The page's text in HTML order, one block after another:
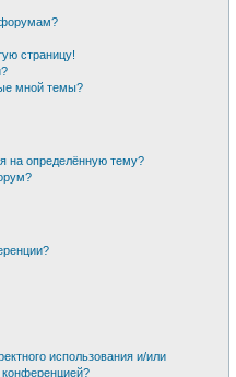
форумам?
страницу!
мной темы?
на определённую тему?
использования и/или